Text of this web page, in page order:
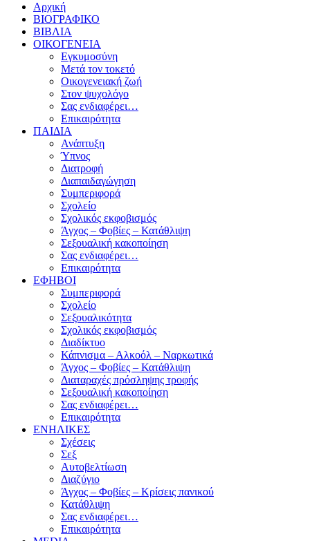
Αρχική
ΒΙΟΓΡΑΦΙΚΟ
ΒΙΒΛΙΑ
ΟΙΚΟΓΕΝΕΙΑ
Εγκυμοσύνη
Μετά τον τοκετό
Οικογενειακή ζωή
Στον ψυχολόγο
Σας ενδιαφέρει…
Επικαιρότητα
ΠΑΙΔΙΑ
Ανάπτυξη
Ύπνος
Διατροφή
Διαπαιδαγώγηση
Συμπεριφορά
Σχολείο
Σχολικός εκφοβισμός
Άγχος – Φοβίες – Κατάθλιψη
Σεξουαλική κακοποίηση
Σας ενδιαφέρει…
Επικαιρότητα
ΕΦΗΒΟΙ
Συμπεριφορά
Σχολείο
Σεξουαλικότητα
Σχολικός εκφοβισμός
Διαδίκτυο
Κάπνισμα – Αλκοόλ – Ναρκωτικά
Άγχος – Φοβίες – Κατάθλιψη
Διαταραχές πρόσληψης τροφής
Σεξουαλική κακοποίηση
Σας ενδιαφέρει…
Επικαιρότητα
ΕΝΗΛΙΚΕΣ
Σχέσεις
Σεξ
Αυτοβελτίωση
Διαζύγιο
Άγχος – Φοβίες – Κρίσεις πανικού
Κατάθλιψη
Σας ενδιαφέρει…
Επικαιρότητα